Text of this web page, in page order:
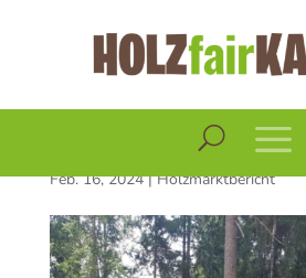
Februar 2024
Feb. 16, 2024|Holzmarktbericht